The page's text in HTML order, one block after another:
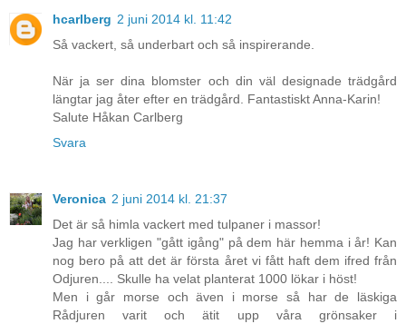
hcarlberg 2 juni 2014 kl. 11:42
Så vackert, så underbart och så inspirerande.
När ja ser dina blomster och din väl designade trädgård
längtar jag åter efter en trädgård. Fantastiskt Anna-Karin!
Salute Håkan Carlberg
Svara
Veronica 2 juni 2014 kl. 21:37
Det är så himla vackert med tulpaner i massor!
Jag har verkligen "gått igång" på dem här hemma i år! Kan
nog bero på att det är första året vi fått haft dem ifred från
Odjuren.... Skulle ha velat planterat 1000 lökar i höst!
Men i går morse och även i morse så har de läskiga
Rådjuren varit och ätit upp våra grönsaker i